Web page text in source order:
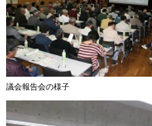
議会報告会の様子